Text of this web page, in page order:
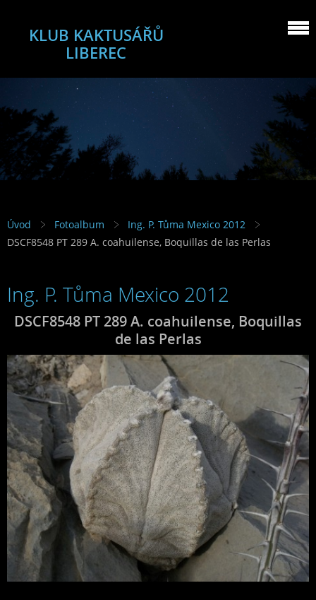
KLUB KAKTUSÁŘŮ
LIBEREC
Úvod Fotoalbum
Ing. P. Tůma Mexico 2012
DSCF8548 PT 289 A. coahuilense, Boquillas de las Perlas
Ing. P. Tůma Mexico 2012
DSCF8548 PT 289 A. coahuilense, Boquillas
de las Perlas